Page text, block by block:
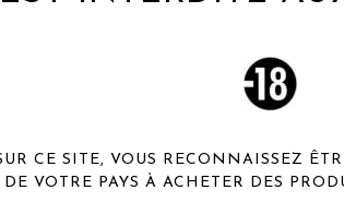
CE SITE, VOUS RECONNAISSEZ
VOTRE PAYS À ACHETER DES